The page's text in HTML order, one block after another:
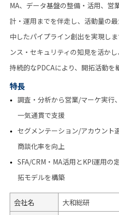
MA、データ基盤の整備・活用、営
計・運用までを伴走し、活動量の
中したパイプライン創出を実現し
ンス・セキュリティの知見を活か
持続的なPDCAにより、開拓活動を
特長
調査・分析から営業/マーケ実行
一気通貫で支援
セグメンテーション/アカウント
商談化率を向上
SFA/CRM・MA活用とKPI運用の
拓モデルを構築
会社名
大和総研